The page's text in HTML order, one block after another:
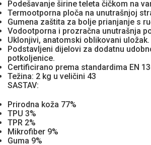
Podešavanje širine teleta čičkom na
Termootporna ploča na unutrašnjoj
Gumena zaštita za bolje prianjanje s
Vodootporna i prozračna unutrašnja
Uklonjivi, anatomski oblikovani uložak.
Podstavljeni dijelovi za dodatnu
potkoljenice.
Certificirano prema standardima EN
Težina: 2 kg u veličini 43
SASTAV:
Prirodna koža 77%
TPU 3%
TPR 2%
Mikrofiber 9%
Guma 9%